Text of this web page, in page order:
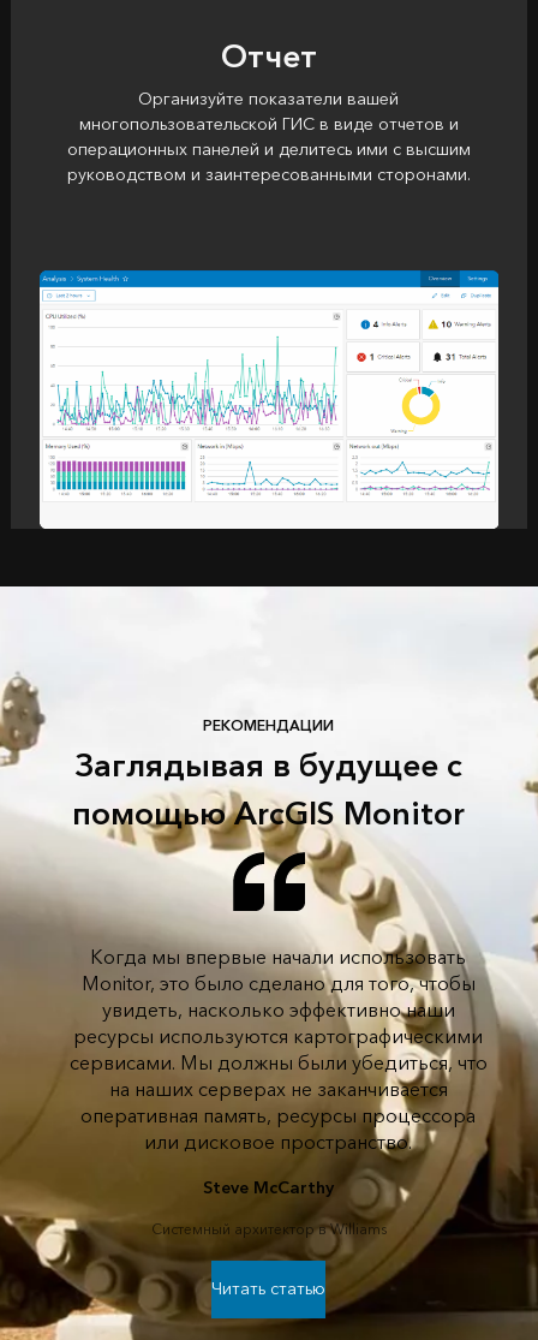
Отчет
Организуйте показатели вашей
многопользовательской ГИС в виде отчетов и
операционных панелей и делитесь ими с высшим
руководством и заинтересованными сторонами.
РЕКОМЕНДАЦИИ
Заглядывая в будущее с
помощью ArcGIS Monitor
Когда мы впервые начали использовать
Monitor, это было сделано для того, чтобы
увидеть, насколько эффективно наши
ресурсы используются картографическими
сервисами. Мы должны были убедиться, что
на наших серверах не заканчивается
оперативная память, ресурсы процессора
или дисковое пространство.
Steve McCarthy
Системный архитектор в Williams
Читать статью